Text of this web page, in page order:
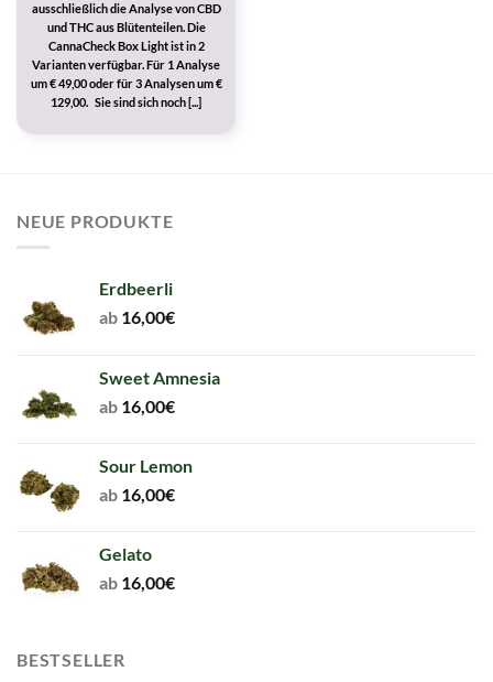
ausschließlich die Analyse von CBD
und THC aus Blütenteilen. Die
CannaCheck Box Light ist in 2
Varianten verfügbar. Für 1 Analyse
um € 49,00 oder für 3 Analysen um €
129,00. Sie sind sich noch [...]
NEUE PRODUKTE
Erdbeerli
ab 16,00€
Sweet Amnesia
ab 16,00€
Sour Lemon
ab 16,00€
Gelato
ab 16,00€
BESTSELLER